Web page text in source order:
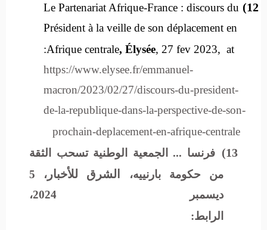
12)
Le Partenariat Afrique-France : discours du
Président à la veille de son déplacement en
Afrique centrale, Élysée, 27 fev 2023, at:
https://www.elysee.fr/emmanuel-
macron/2023/02/27/discours-du-president-
de-la-republique-dans-la-perspective-de-son-
prochain-deplacement-en-afrique-centrale
13)
فرنسا ... الجمعية الوطنية تسحب الثقة
من حكومة بارنييه،
الشرق للأخبار
، 5
ديسمبر 2024
،
الرابط: